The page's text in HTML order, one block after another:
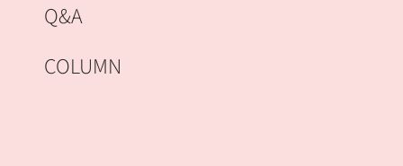
Q&A
COLUMN